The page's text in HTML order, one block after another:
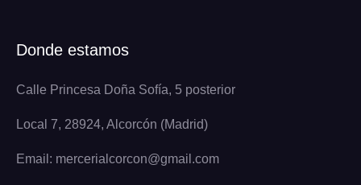
Donde estamos
Calle Princesa Doña Sofía, 5 posterior
Local 7, 28924, Alcorcón (Madrid)
Email: mercerialcorcon@gmail.com